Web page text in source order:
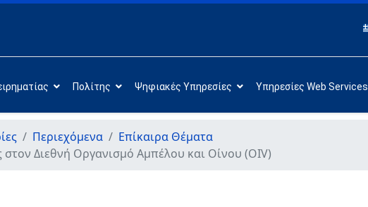
Πολίτης Ψηφιακές Υπηρεσίες Υπηρεσίες Web Services
Περιεχόμενα
Επίκαιρα Θέματα
Διεθνή Οργανισμό Αμπέλου και Οίνου (OIV)